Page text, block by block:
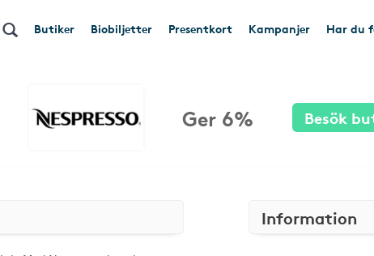
Butiker Biobiljetter Presentkort Kampanjer Har du
Ger 6% Besök
Information